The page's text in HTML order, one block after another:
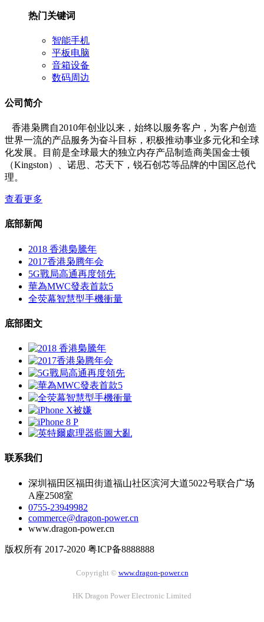
热门关键词
智能手机
平板电脑
音箱设备
数码周边
公司简介
香港枭腾自2010年创业以来，始终以服务客户，为客户创造
世界一流的产品服务为奋斗目标，积极推动事业多元化和全球
化发展。目前是全球最大的独立内存产品制造商美国金士顿
（Kingston）、诺思、芯天下，锐石创芯等品牌的中国区总代
理。
查看更多
底部新闻
2018 香港梟騰年
2017香港枭腾年会
5G戰局高通再度領先
華為MWC發表首款5
全荧幕智慧型手機衝量
底部图文
联系我们
深圳福田区福田街道福山社区滨河大道5022号联合广场
A座2508室
0755-23949982
commerce@dragon-power.cn
www.dragon-power.cn
版权所有 2017-2020 粤ICP备8888888
Copyright © www.dragon-power.cn
HK Dragon Power Electronic Limited